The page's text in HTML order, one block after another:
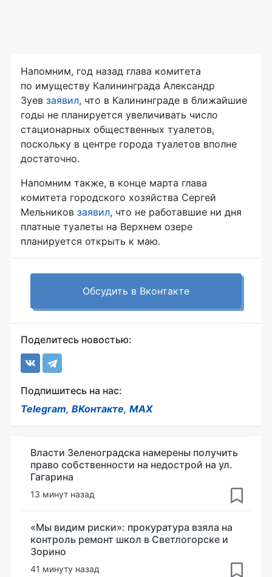
Напомним, год назад глава комитета
по имуществу Калининграда Александр
Зуев заявил, что в Калининграде в ближайшие
годы не планируется увеличивать число
стационарных общественных туалетов,
поскольку в центре города туалетов вполне
достаточно.
Напомним также, в конце марта глава
комитета городского хозяйства Сергей
Мельников заявил, что не работавшие ни дня
платные туалеты на Верхнем озере
планируется открыть к маю.
Обсудить в Вконтакте
Поделитесь новостью:
Подпишитесь на нас:
Telegram, ВКонтакте, MAX
Власти Зеленоградска намерены получить
право собственности на недострой на ул.
Гагарина
13 минут назад
«Мы видим риски»: прокуратура взяла на
контроль ремонт школ в Светлогорске и
Зорино
41 минуту назад